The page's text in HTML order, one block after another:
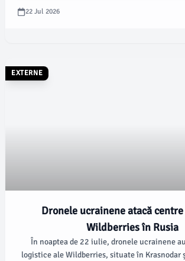
York Times. Deși înțelegerea nu a fost
generează temeri cu privire la riscurile de
22 Jul 2026
EXTERNE
Dronele ucrainene atacă
Wildberries în Rusia
În noaptea de 22 iulie, dronele ucrainene
logistice ale Wildberries, situate în Krasnodar